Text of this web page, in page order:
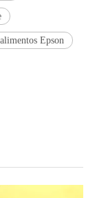
Epson